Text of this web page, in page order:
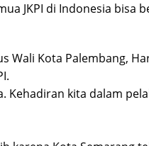
JKPI di Indonesia bisa
Wali Kota Palembang,
Kehadiran kita dalam